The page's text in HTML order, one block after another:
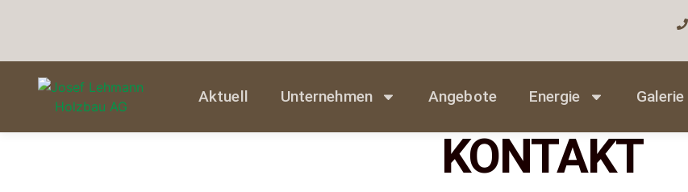
Aktuell Unternehmen Angebote Energie Galerie
KONTAKT